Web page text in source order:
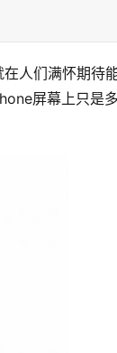
人们满怀期待
屏幕上只是